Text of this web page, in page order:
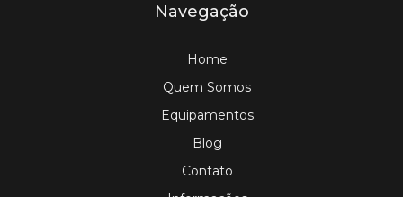
Navegação
Home
Quem Somos
Equipamentos
Blog
Contato